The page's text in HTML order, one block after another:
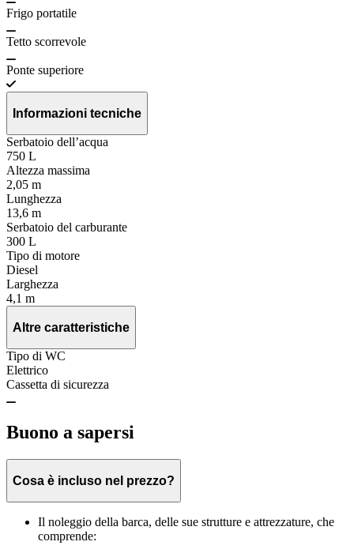
Frigo portatile
Tetto scorrevole
Ponte superiore
Informazioni tecniche
Serbatoio dell’acqua
750 L
Altezza massima
2,05 m
Lunghezza
13,6 m
Serbatoio del carburante
300 L
Tipo di motore
Diesel
Larghezza
4,1 m
Altre caratteristiche
Tipo di WC
Elettrico
Cassetta di sicurezza
Buono a sapersi
Cosa è incluso nel prezzo?
Il noleggio della barca, delle sue strutture e attrezzature, che
comprende: